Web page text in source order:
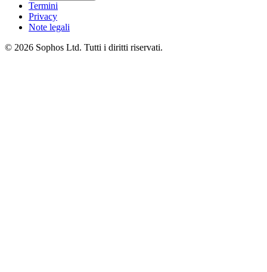
Termini
Privacy
Note legali
© 2026 Sophos Ltd. Tutti i diritti riservati.